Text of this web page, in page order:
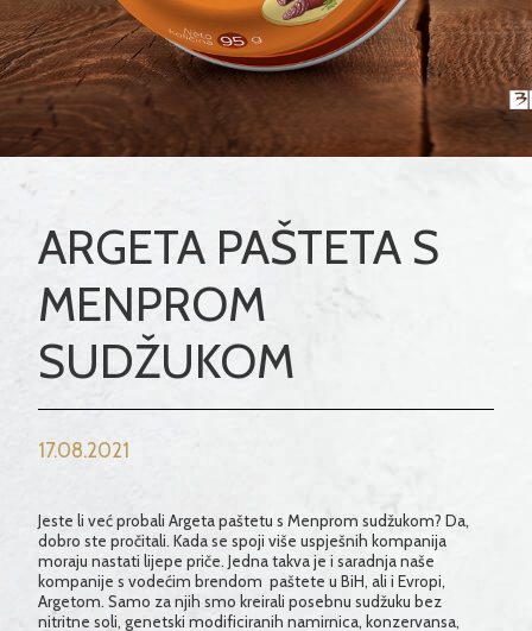
ARGETA PAŠTETA S
MENPROM
SUDŽUKOM
17.08.2021
Jeste li već probali Argeta paštetu s Menprom sudžukom? Da,
dobro ste pročitali. Kada se spoji više uspješnih kompanija
moraju nastati lijepe priče. Jedna takva je i saradnja naše
kompanije s vodećim brendom paštete u BiH, ali i Evropi,
Argetom. Samo za njih smo kreirali posebnu sudžuku bez
nitritne soli, genetski modificiranih namirnica, konzervansa,